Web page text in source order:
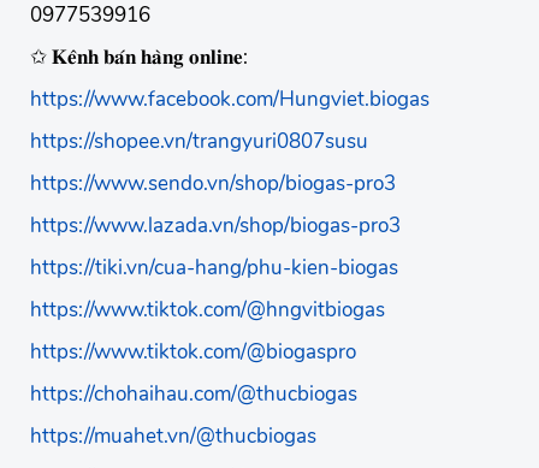
0977539916
✩ 𝐊𝐞̂𝐧𝐡 𝐛𝐚́𝐧 𝐡𝐚̀𝐧𝐠 𝐨𝐧𝐥𝐢𝐧𝐞:
https://www.facebook.com/Hungviet.biogas
https://shopee.vn/trangyuri0807susu
https://www.sendo.vn/shop/biogas-pro3
https://www.lazada.vn/shop/biogas-pro3
https://tiki.vn/cua-hang/phu-kien-biogas
https://www.tiktok.com/@hngvitbiogas
https://www.tiktok.com/@biogaspro
https://chohaihau.com/@thucbiogas
https://muahet.vn/@thucbiogas